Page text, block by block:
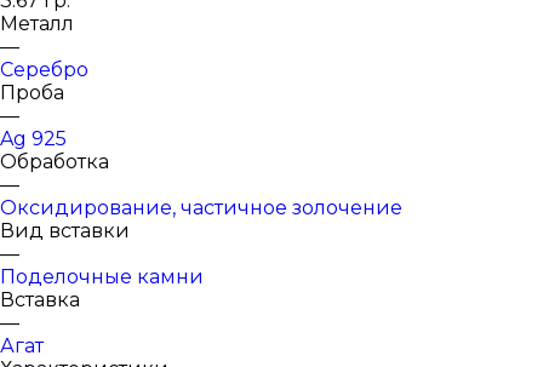
Металл
—
Серебро
Проба
—
Ag 925
Обработка
—
Оксидирование, частичное золочение
Вид вставки
—
Поделочные камни
Вставка
—
Агат